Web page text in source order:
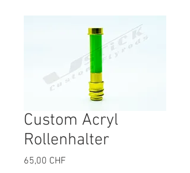
Custom Acryl
Rollenhalter
65,00 CHF